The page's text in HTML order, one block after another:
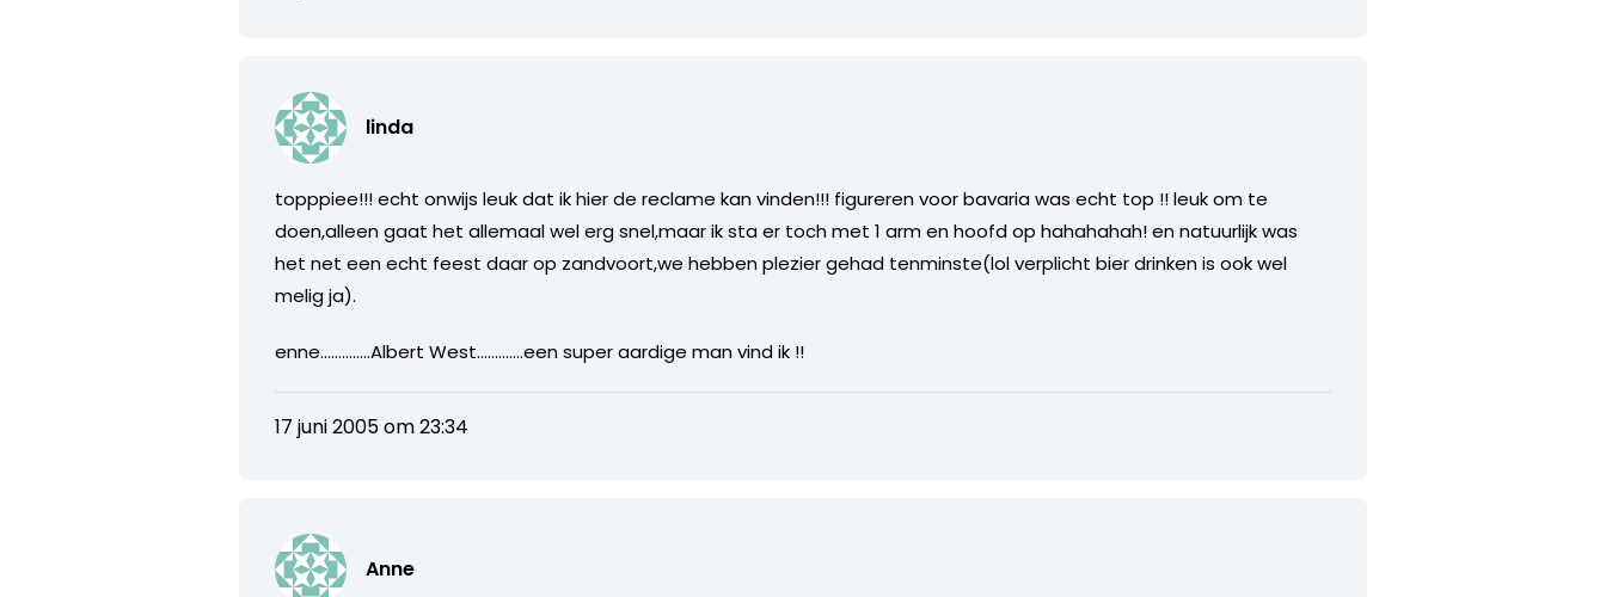
linda
topppiee!!! echt onwijs leuk dat ik hier de reclame kan vinden!!! figureren voor bavaria was echt top !! leuk om te
doen,alleen gaat het allemaal wel erg snel,maar ik sta er toch met 1 arm en hoofd op hahahahah! en natuurlijk was
het net een echt feest daar op zandvoort,we hebben plezier gehad tenminste(lol verplicht bier drinken is ook wel
melig ja).
enne…………..Albert West………….een super aardige man vind ik !!
17 juni 2005 om 23:34
Anne